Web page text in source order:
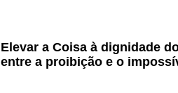
Elevar a Coisa à dignidade
entre a proibição e o